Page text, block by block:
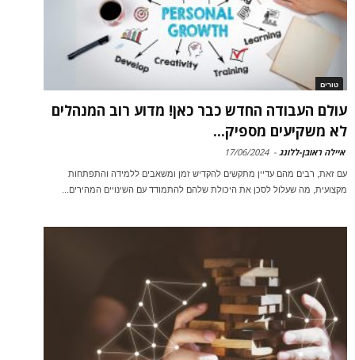
טורים
עולם העבודה החדש כבר כאן! מדוע רוב המנהלים
לא משקיעים מספיק...
איילה ראובן-ללונג -
17/06/2024
עם זאת, רבים מהם עדיין מתקשים להקדיש זמן ומשאבים ללמידה והתפתחות
מקצועית, מה שעלול לסכן את היכולת שלהם להתמודד עם השינויים המהירים...